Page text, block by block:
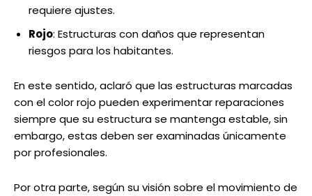
requiere ajustes.
Rojo: Estructuras con daños que representan
riesgos para los habitantes.
En este sentido, aclaró que las estructuras marcadas
con el color rojo pueden experimentar reparaciones
siempre que su estructura se mantenga estable, sin
embargo, estas deben ser examinadas únicamente
por profesionales.
Por otra parte, según su visión sobre el movimiento de